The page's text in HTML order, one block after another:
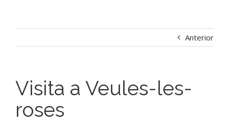
Anterior
Visita a Veules-les-
roses